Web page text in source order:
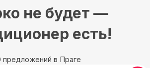
не будет —
есть!
предложений в Праге